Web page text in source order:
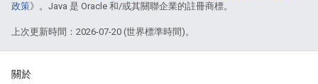
政策》。Java 是 Oracle 和/或其關聯企業的註冊商標。
上次更新時間：2026-07-20 (世界標準時間)。
關於